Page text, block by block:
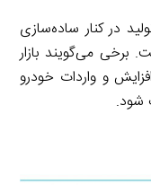
در کنار ساده‌سازی
برخی می‌گویند بازار
و واردات خودرو
شود.